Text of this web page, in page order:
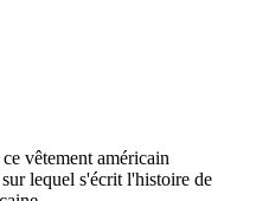
vêtement américain
lequel s'écrit l'histoire de